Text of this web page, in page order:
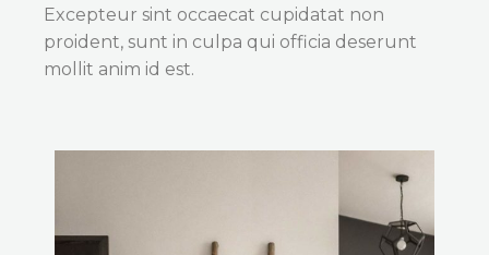
Excepteur sint occaecat cupidatat non
proident, sunt in culpa qui officia deserunt
mollit anim id est.